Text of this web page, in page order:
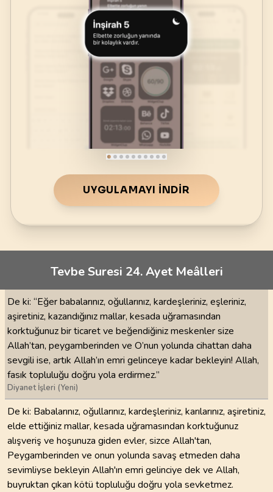
UYGULAMAYI İNDIR
Tevbe Suresi 24. Ayet Meâlleri
De ki: “Eğer babalarınız, oğullarınız, kardeşleriniz, eşleriniz,
aşiretiniz, kazandığınız mallar, kesada uğramasından
korktuğunuz bir ticaret ve beğendiğiniz meskenler size
Allah’tan, peygamberinden ve O’nun yolunda cihattan daha
sevgili ise, artık Allah’ın emri gelinceye kadar bekleyin! Allah,
fasık topluluğu doğru yola erdirmez.”
Diyanet İşleri (Yeni)
De ki: Babalarınız, oğullarınız, kardeşleriniz, karılarınız, aşiretiniz,
elde ettiğiniz mallar, kesada uğramasından korktuğunuz
alışveriş ve hoşunuza giden evler, sizce Allah'tan,
Peygamberinden ve onun yolunda savaş etmeden daha
sevimliyse bekleyin Allah'ın emri gelinciye dek ve Allah,
buyruktan çıkan kötü topluluğu doğru yola sevketmez.